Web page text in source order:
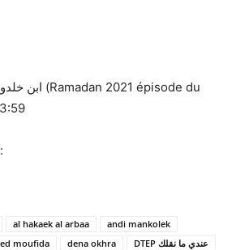
al hakaek al arbaa
andi mankolek
moufida dena okhra
DTEP عندي ما نقلك